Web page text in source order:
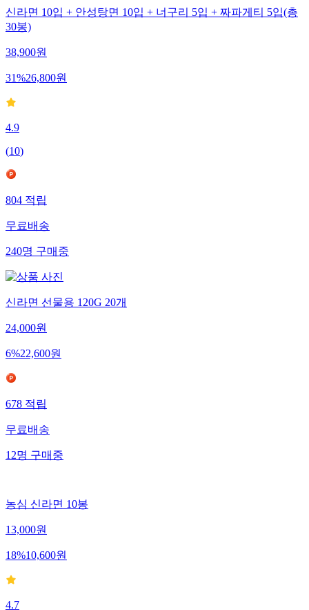
신라면 10입 + 안성탕면 10입 + 너구리 5입 + 짜파게티 5입(총
30봉)
38,900원
31%26,800원
4.9
(10)
804적립
무료배송
240명구매중
신라면 선물용 120G 20개
24,000원
6%22,600원
678적립
무료배송
12명구매중
농심 신라면 10봉
13,000원
18%10,600원